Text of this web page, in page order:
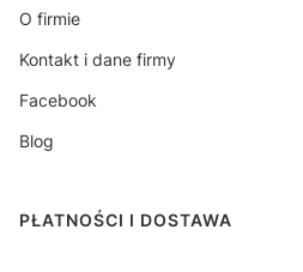
O firmie
Kontakt i dane firmy
Facebook
Blog
PŁATNOŚCI I DOSTAWA